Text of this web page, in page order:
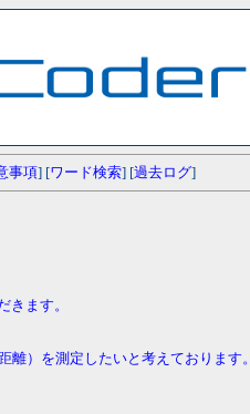
事項] [ワード検索] [過去ログ]
きます。
離）を測定したいと考えております。